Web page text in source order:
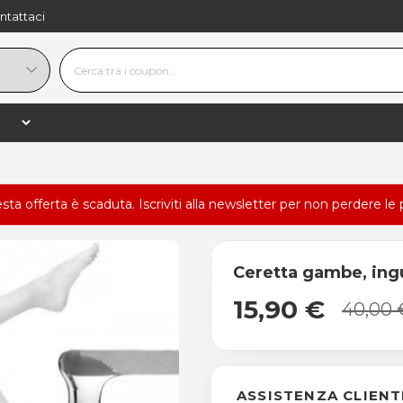
offerta è scaduta. Iscriviti alla newsletter per non perdere le
Ceretta gambe,
15,90 € 40,00
ASSISTENZA